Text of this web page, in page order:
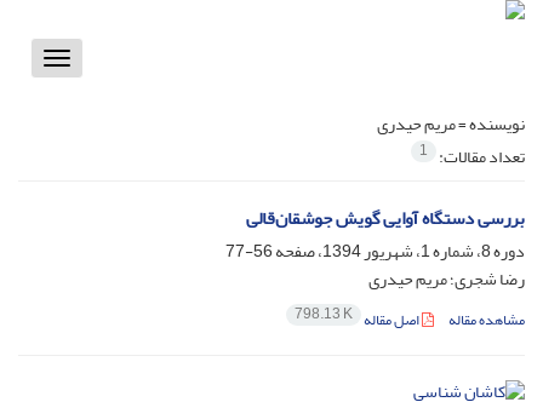
Toggle
نویسنده =مریم حیدری
تعداد مقالات: 1
بررسی دستگاه آوایی گویش جوشقان‌قالی
دوره 8، شماره 1، شهریور 1394، صفحه
56-77
رضا شجری؛ مریم حیدری
مشاهده مقاله اصل مقاله 798.13 K